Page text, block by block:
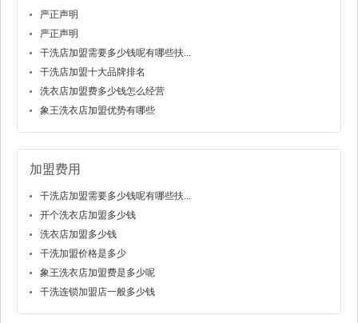
严正声明
严正声明
干洗店加盟需要多少钱呢有哪些扶...
干洗店加盟十大品牌排名
洗衣店加盟费多少钱怎么经营
象王洗衣店加盟优势有哪些
加盟费用
干洗店加盟需要多少钱呢有哪些扶...
开个洗衣店加盟多少钱
洗衣店加盟多少钱
干洗加盟价格是多少
象王洗衣店加盟费是多少呢
干洗连锁加盟店一般多少钱